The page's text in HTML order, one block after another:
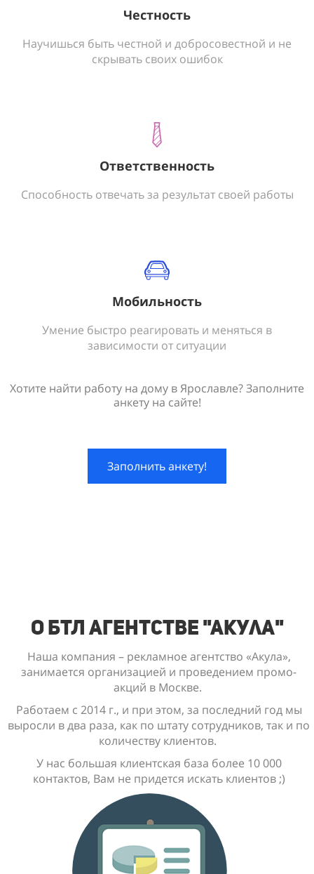
Честность
Научишься быть честной и добросовестной и не
скрывать своих ошибок
Ответственность
Способность отвечать за результат своей работы
Мобильность
Умение быстро реагировать и меняться в
зависимости от ситуации
Хотите найти работу на дому в Ярославле? Заполните
анкету на сайте!
Заполнить анкету!
О БТЛ Агентстве "Акула"
Наша компания – рекламное агентство «Акула»,
занимается организацией и проведением промо-
акций в Москве.
Работаем с 2014 г., и при этом, за последний год мы
выросли в два раза, как по штату сотрудников, так и по
количеству клиентов.
У нас большая клиентская база более 10 000
контактов, Вам не придется искать клиентов ;)